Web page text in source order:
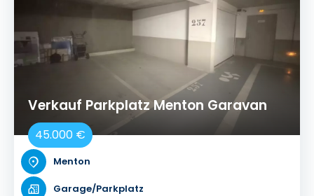
Verkauf Parkplatz Menton Garavan
45.000 €
Menton
Garage/Parkplatz